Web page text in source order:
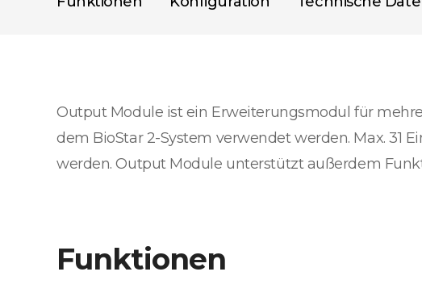
Output Module ist ein Erweiterungsmodul für
dem BioStar 2-System verwendet werden. Max. 31
werden. Output Module unterstützt außerdem
Funktionen